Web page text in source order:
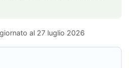
al 27 luglio 2026